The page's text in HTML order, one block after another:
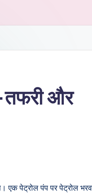
तफरी और
एक पेट्रोल पंप पर पेट्रोल